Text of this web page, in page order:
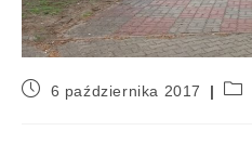
6 października 2017